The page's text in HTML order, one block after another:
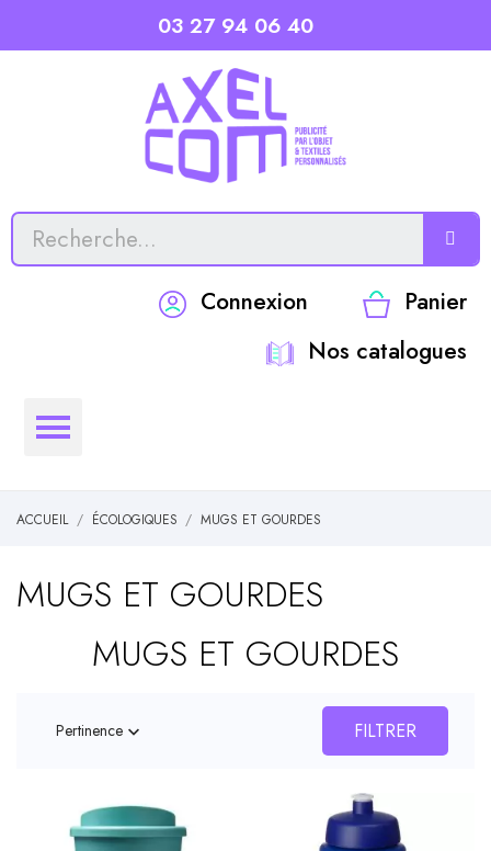
03 27 94 06 40
Connexion
Panier
Nos catalogues
ACCUEIL ÉCOLOGIQUES MUGS ET GOURDES
MUGS ET GOURDES
MUGS ET GOURDES
Pertinence  FILTRER